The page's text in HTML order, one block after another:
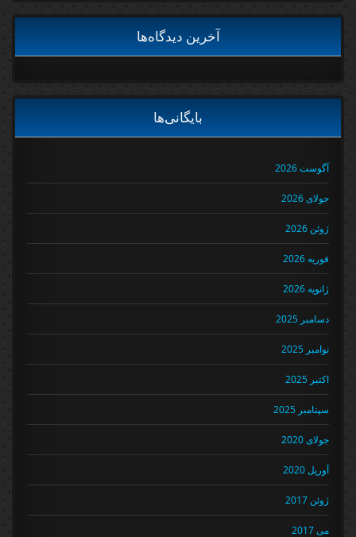
آخرین دیدگاه‌ها
بایگانی‌ها
آگوست 2026
جولای 2026
ژوئن 2026
فوریه 2026
ژانویه 2026
دسامبر 2025
نوامبر 2025
اکتبر 2025
سپتامبر 2025
جولای 2020
آوریل 2020
ژوئن 2017
می 2017